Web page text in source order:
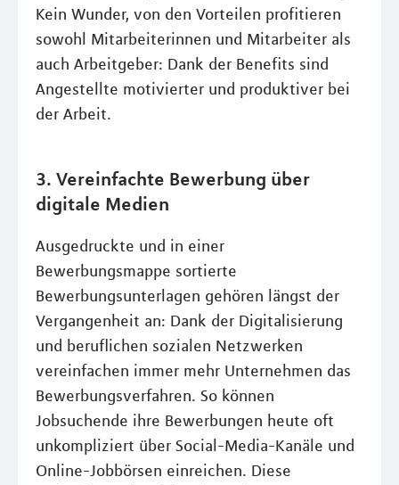
Kein Wunder, von den Vorteilen profitieren
sowohl Mitarbeiterinnen und Mitarbeiter als
auch Arbeitgeber: Dank der Benefits sind
Angestellte motivierter und produktiver bei
der Arbeit.
3. Vereinfachte Bewerbung über
digitale Medien
Ausgedruckte und in einer
Bewerbungsmappe sortierte
Bewerbungsunterlagen gehören längst der
Vergangenheit an: Dank der Digitalisierung
und beruflichen sozialen Netzwerken
vereinfachen immer mehr Unternehmen das
Bewerbungsverfahren. So können
Jobsuchende ihre Bewerbungen heute oft
unkompliziert über Social-Media-Kanäle und
Online-Jobbörsen einreichen. Diese